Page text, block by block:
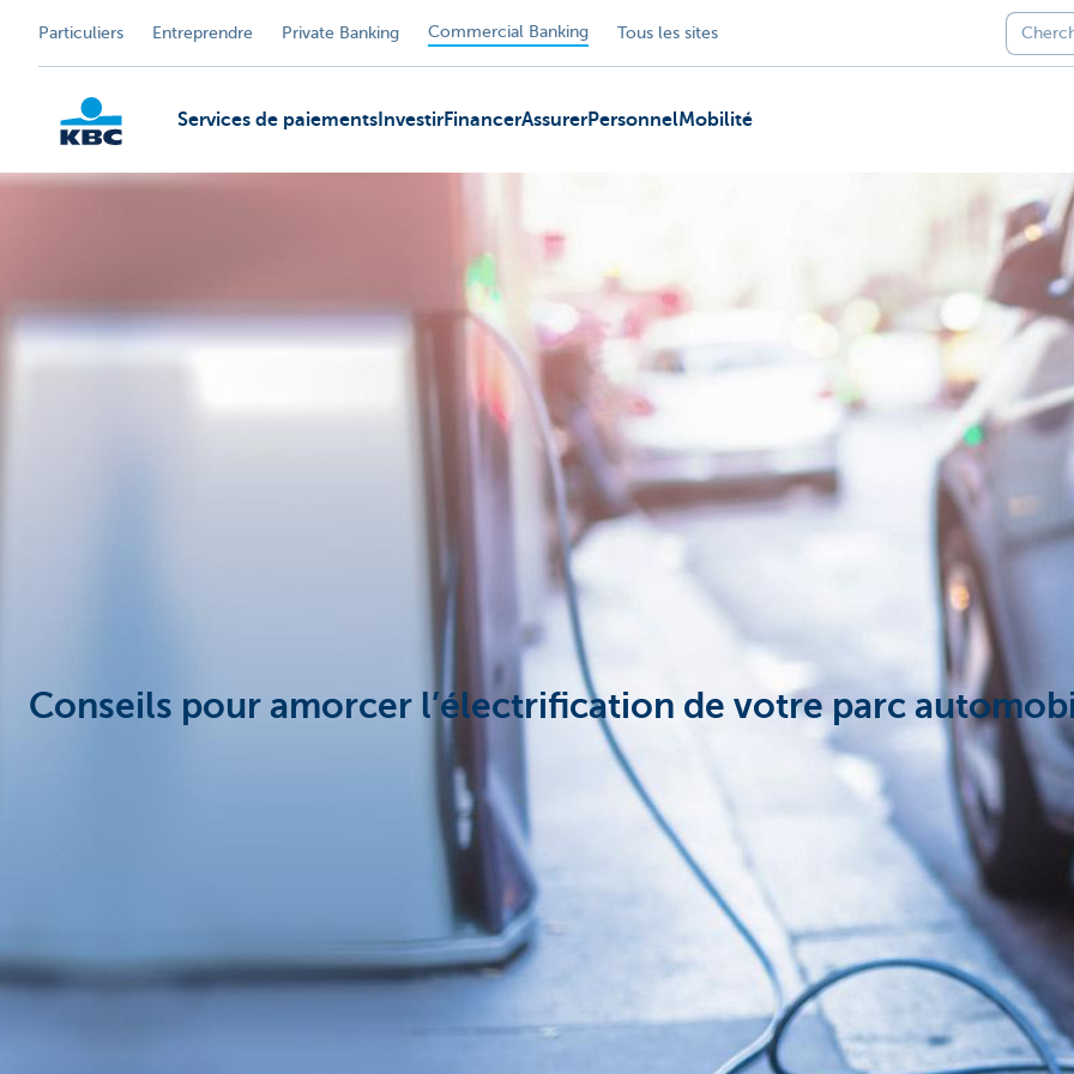
Particuliers Entreprendre Private Banking Commercial Banking Tous les sites
Services de paiements InvestirFinancerAssurerPersonnelMobilité
Conseils pour amorcer l’électrification de votre parc